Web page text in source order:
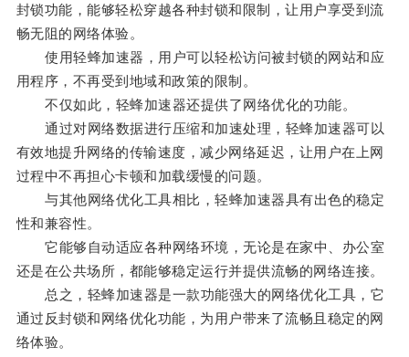
封锁功能，能够轻松穿越各种封锁和限制，让用户享受到流
畅无阻的网络体验。
使用轻蜂加速器，用户可以轻松访问被封锁的网站和应
用程序，不再受到地域和政策的限制。
不仅如此，轻蜂加速器还提供了网络优化的功能。
通过对网络数据进行压缩和加速处理，轻蜂加速器可以
有效地提升网络的传输速度，减少网络延迟，让用户在上网
过程中不再担心卡顿和加载缓慢的问题。
与其他网络优化工具相比，轻蜂加速器具有出色的稳定
性和兼容性。
它能够自动适应各种网络环境，无论是在家中、办公室
还是在公共场所，都能够稳定运行并提供流畅的网络连接。
总之，轻蜂加速器是一款功能强大的网络优化工具，它
通过反封锁和网络优化功能，为用户带来了流畅且稳定的网
络体验。